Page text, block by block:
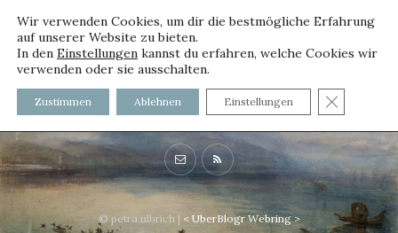
voller worte - mit und ohne
Innenfutter
© petra ulbrich | < UberBlogr Webring >
Wir verwenden Cookies, um dir die bestmögliche Erfahrung
auf unserer Website zu bieten.
In den Einstellungen kannst du erfahren, welche Cookies wir
verwenden oder sie ausschalten.
Zustimmen Ablehnen Einstellungen GDPR